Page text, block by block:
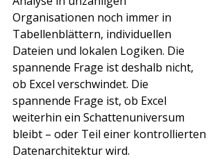
Organisationen noch immer in
Tabellenblättern, individuellen
Dateien und lokalen Logiken. Die
spannende Frage ist deshalb nicht,
ob Excel verschwindet. Die
spannende Frage ist, ob Excel
weiterhin ein Schattenuniversum
bleibt – oder Teil einer kontrollierten
Datenarchitektur wird.